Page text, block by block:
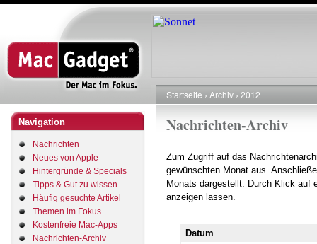
Direkt
zum
Navigation
Nachrichten
Neues von Apple
Hintergründe & Specials
Tipps & Gut zu wissen
Häufig gesuchte Artikel
Themen im Fokus
Kostenfreie Mac-Apps
Nachrichten-Archiv
Pfadnavigation
Startseite Archiv 2012
Nachrichten-Archiv
Zum Zugriff auf das
gewünschten Monat aus.
Monats dargestellt. Durch Klick auf
anzeigen lassen.
Datum